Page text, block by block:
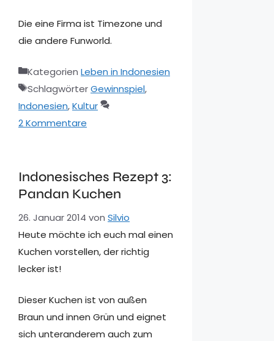
Die eine Firma ist Timezone und
die andere Funworld.
Kategorien Leben in Indonesien
SchlagwörterGewinnspiel,
Indonesien,Kultur
2 Kommentare
Indonesisches Rezept 3:
Pandan Kuchen
26. Januar 2014 von Silvio
Heute möchte ich euch mal einen
Kuchen vorstellen, der richtig
lecker ist!
Dieser Kuchen ist von außen
Braun und innen Grün und eignet
sich unteranderem auch zum